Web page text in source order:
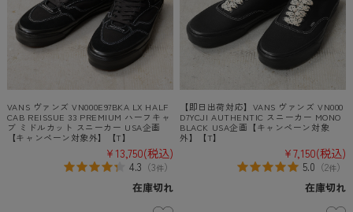
VANS ヴァンズ VN000E97BKA LX HALF
CAB REISSUE 33 PREMIUM ハーフキャ
ブ ミドルカット スニーカー USA企画
【キャンペーン対象外】【T】
¥13,750(税込)
4.3 （3件）
在庫切れ
【即日出荷対応】VANS ヴァンズ VN000
D7YCJI AUTHENTIC スニーカー MONO
BLACK USA企画【キャンペーン対象
外】【T】
¥7,150(税込)
5.0 （2件）
在庫切れ